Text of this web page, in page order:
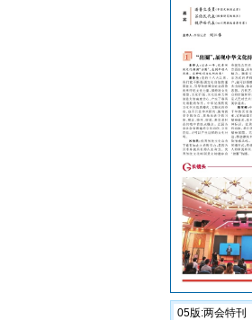
05版:两会特刊